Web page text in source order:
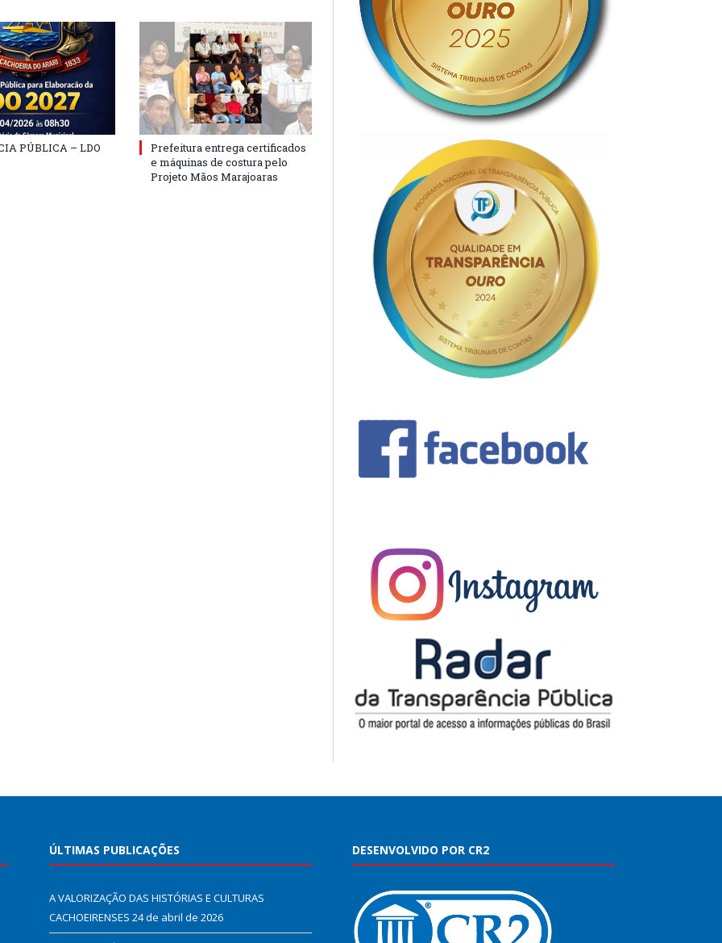
PÚBLICA – LDO
Prefeitura entrega certificados
e máquinas de costura pelo
Projeto Mãos Marajoaras
ÚLTIMAS PUBLICAÇÕES
A VALORIZAÇÃO DAS HISTÓRIAS E CULTURAS
CACHOEIRENSES 24 de abril de 2026
DESENVOLVIDO POR CR2